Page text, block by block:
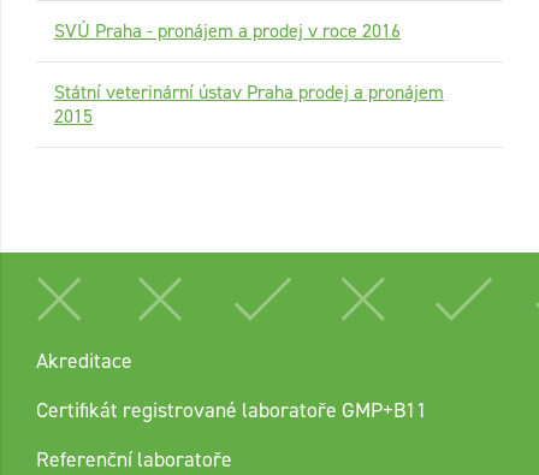
SVÚ Praha - pronájem a prodej v roce 2016
Státní veterinární ústav Praha prodej a pronájem
2015
Akreditace
Certifikát registrované laboratoře GMP+B11
Referenční laboratoře